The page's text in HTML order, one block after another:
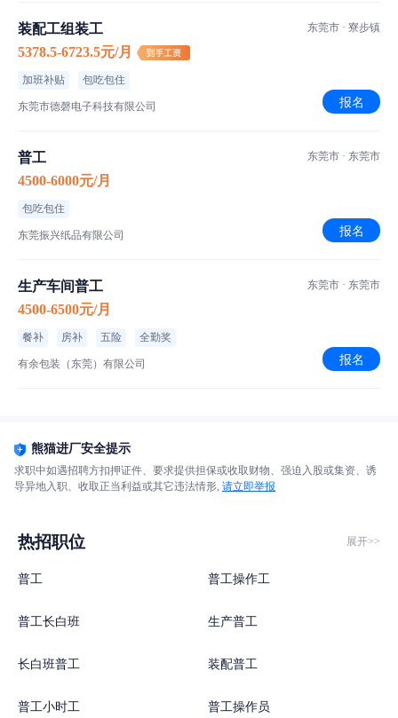
装配工组装工
5378.5-6723.5元/月
加班补贴 包吃包住
东莞市德磬电子科技有限公司
东莞市 · 寮步镇
报名
普工
4500-6000元/月
包吃包住
东莞振兴纸品有限公司
东莞市 · 东莞市
报名
生产车间普工
4500-6500元/月
餐补 房补 五险 全勤奖
有余包装（东莞）有限公司
东莞市 · 东莞市
报名
熊猫进厂安全提示
求职中如遇招聘方扣押证件、要求提供担保或收取财物、强迫入股或集资、诱
导异地入职、收取正当利益或其它违法情形, 请立即举报
热招职位 展开>>
普工 普工操作工
普工长白班 生产普工
长白班普工 装配普工
普工小时工 普工操作员